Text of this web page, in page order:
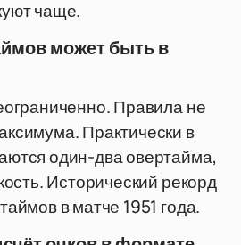
чаще.
может быть в
Правила не
Практически в
один-два овертайма,
Исторический рекорд
в матче 1951 года.